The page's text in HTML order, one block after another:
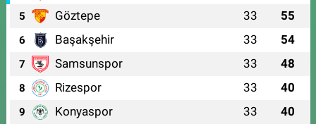
5 Göztepe 33 55
6 Başakşehir 33 54
7 Samsunspor 33 48
8 Rizespor 33 40
9 Konyaspor 33 40